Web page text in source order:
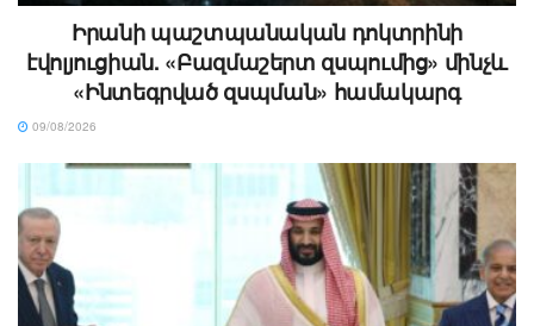
Իրանի պաշտպանական դոկտրինի
էվոլյուցիան. «Բազմաշերտ զսպումից» մինչև
«Ինտեգրված զսպման» համակարգ
09/08/2026